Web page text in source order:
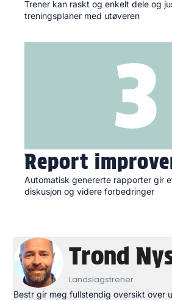
Trener kan raskt og enkelt dele og
treningsplaner med utøveren
3
Report
Automatisk genererte rapporter gir
diskusjon og videre forbedringer
Trond
Landslagstrener
Bestr gir meg fullstendig oversikt over